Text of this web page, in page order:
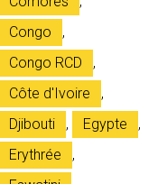
Congo
,
Congo RCD
,
Côte d'Ivoire
,
Djibouti
, Egypte
,
Erythrée
,